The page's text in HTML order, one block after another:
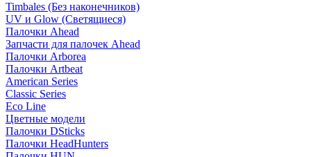
Timbales (Без наконечников)
UV и Glow (Светящиеся)
Палочки Ahead
Запчасти для палочек Ahead
Палочки Arborea
Палочки Artbeat
American Series
Classic Series
Eco Line
Цветные модели
Палочки DSticks
Палочки HeadHunters